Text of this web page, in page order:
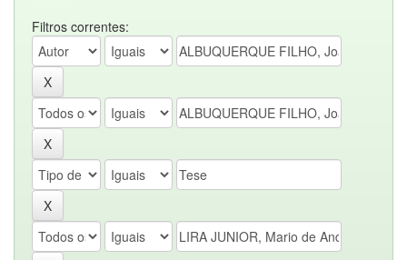
Filtros correntes: